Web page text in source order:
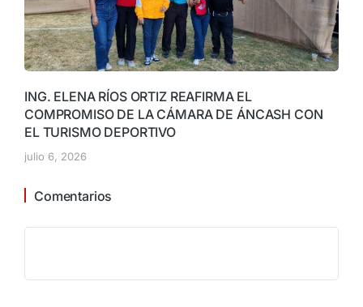
ING. ELENA RÍOS ORTIZ REAFIRMA EL
COMPROMISO DE LA CÁMARA DE ÁNCASH CON
EL TURISMO DEPORTIVO
julio 6, 2026
Comentarios